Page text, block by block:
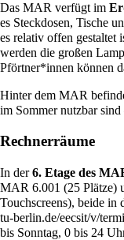
Das MAR verfügt im
es Steckdosen, Tische
es relativ offen gestaltet
werden die großen
Pförtner*innen können
Hinter dem MAR
im Sommer nutzbar
Rechnerräume
In der6. Etage des
MAR 6.001 (25 Plätze)
Touchscreens), beide in
bis Sonntag, 0 bis 24